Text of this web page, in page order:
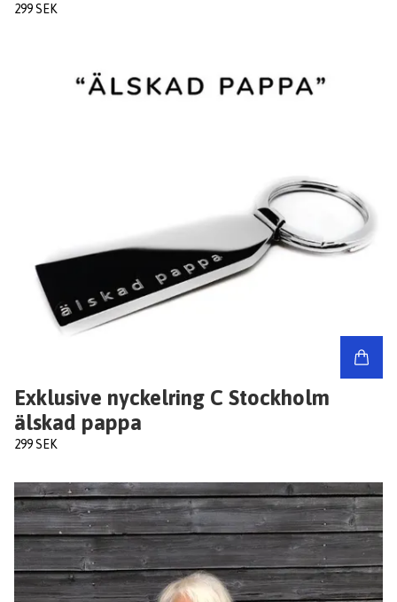
299 SEK
Exklusive nyckelring C Stockholm
älskad pappa
299 SEK